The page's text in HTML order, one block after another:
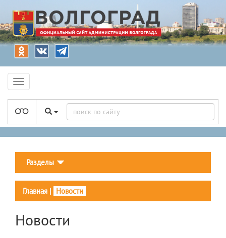
Разделы
Главная | Новости
Новости